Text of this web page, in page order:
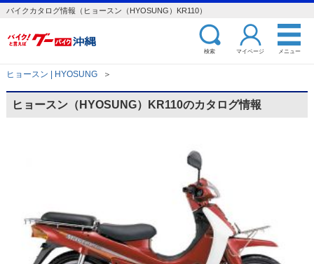
バイクカタログ情報（ヒョースン（HYOSUNG）KR110）
検索 マイページ メニュー
ヒョースン | HYOSUNG ＞
ヒョースン（HYOSUNG）KR110のカタログ情報